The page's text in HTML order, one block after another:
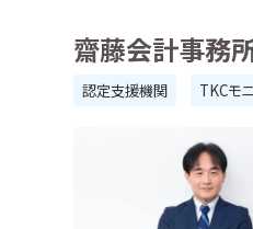
齋藤会計事務
認定支援機関 TKCモ